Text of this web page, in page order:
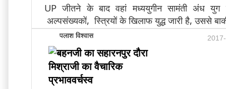
UP जीतने के बाद वहां मध्ययुगीन सामंती अंध युग
अल्पसंख्यकों, स्त्रियों के खिलाफ युद्ध जारी है, उससे
पलाश विश्वास